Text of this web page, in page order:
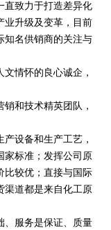
直致力于打造差异化
业升级及变革，目前
知名供销商的关注与
情怀的良心诚企，
和技术精英团队，
设备和生产工艺，
家标准；发挥公司原
比较优；直接与国际
渠道都是来自化工原
、服务是保证、质量